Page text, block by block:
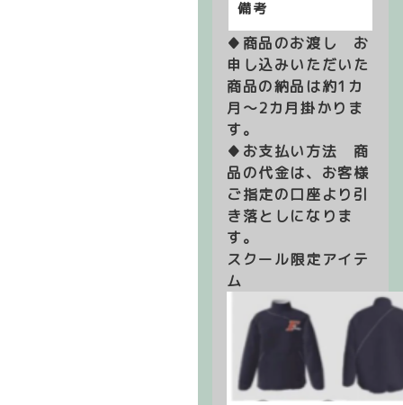
♦商品のお渡し　お
申し込みいただいた
商品の納品は約1カ
月～2カ月掛かりま
す。
♦お支払い方法　商
品の代金は、お客様
ご指定の口座より引
き落としになりま
す。
スクール限定アイテ
ム